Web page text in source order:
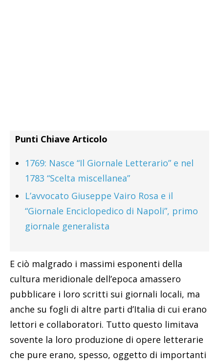
Punti Chiave Articolo
1769: Nasce “Il Giornale Letterario” e nel
1783 “Scelta miscellanea”
L’avvocato Giuseppe Vairo Rosa e il
“Giornale Enciclopedico di Napoli”, primo
giornale generalista
E ciò malgrado i massimi esponenti della
cultura meridionale dell’epoca amassero
pubblicare i loro scritti sui giornali locali, ma
anche su fogli di altre parti d’Italia di cui erano
lettori e collaboratori. Tutto questo limitava
sovente la loro produzione di opere letterarie
che pure erano, spesso, oggetto di importanti